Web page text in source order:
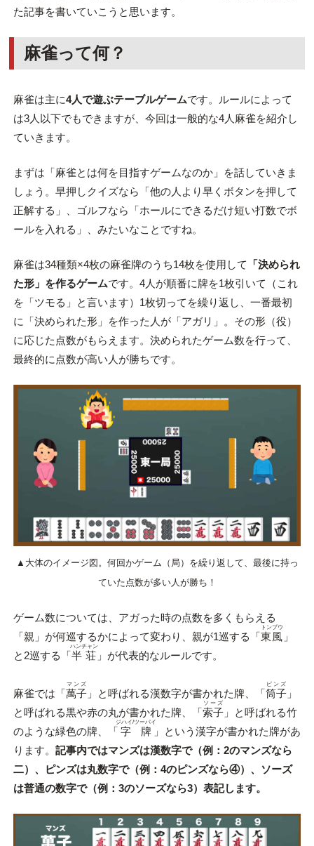
た記事を書いていこうと思います。
麻雀って何？
麻雀は主に4人で遊ぶテーブルゲームです。ルールによって
は3人以下でもできますが、今回は一般的な4人麻雀を紹介し
ていきます。
まずは「麻雀とは何を目指すゲームなのか」を話していきま
しょう。早押しクイズなら「他の人より早くボタンを押して
正解する」、ゴルフなら「ホールにできるだけ短い打数でボ
ールを入れる」、みたいなことですね。
麻雀は34種類×4枚の麻雀牌のうち14枚を使用して
「決められ
た形」を作るゲームです。4人が順番に牌を1枚引いて（これ
を「ツモる」と言います）1枚切ってを繰り返し、一番最初
に「決められた形」を作った人が「アガリ」。その形（役）
に応じた点数がもらえます。決められたゲーム数を行って、
最終的に点数が高い人が勝ちです。
▲大体のイメージ図。何回かゲーム（局）を繰り返して、最後に持っ
ていた点数が多い人が勝ち！
ゲーム数については、アガった時の点数を多くもらえる
「親」が何巡するかによって変わり、親が1巡する「東風
トンプウ
」
と2巡する「半荘
ハンチャン
」が代表的なルールです。
麻雀では「萬子
マンズ
」と呼ばれる漢数字が書かれた牌、「筒子
ピンズ
」
と呼ばれる黒や赤の丸が書かれた牌、「索子
ソーズ
」と呼ばれる竹
のような緑色の牌、「 字牌
ジハイ/ツーパイ
」という漢字が書かれた牌があ
ります。 記事内ではマンズは漢数字で（例：2のマンズなら
二）、ピンズは丸数字で（例：4のピンズなら④）、ソーズ
は普通の数字で（例：3のソーズなら3）表記します。